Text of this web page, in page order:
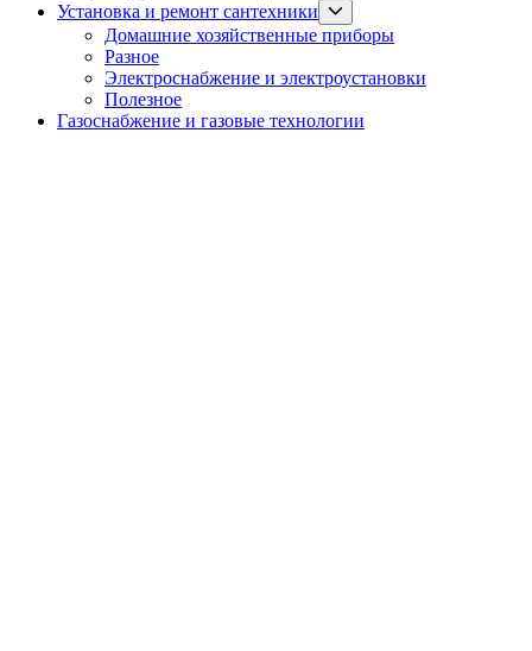
Установка и ремонт сантехники
sub
menu
Домашние хозяйственные приборы
Разное
Электроснабжение и электроустановки
Полезное
Газоснабжение и газовые технологии